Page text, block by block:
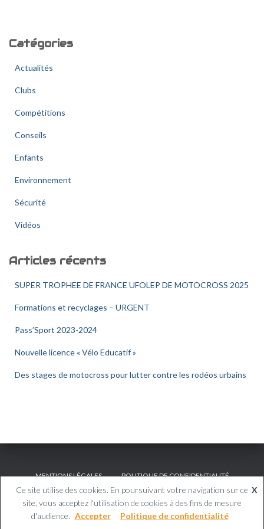
rCatégories
Actualités
Clubs
Compétitions
Conseils
Enfants
Environnement
Sécurité
Vidéos
Articles récents
SUPER TROPHEE DE FRANCE UFOLEP DE MOTOCROSS 2025
Formations et recyclages – URGENT
Pass’Sport 2023-2024
Nouvelle licence « Vélo Educatif »
Des stages de motocross pour lutter contre les rodéos urbains
MENTIONS LÉGALES POLITIQUE DE CONFIDENTIALITÉ
Copyright © Avenir Promosport
Ce site utilise des cookies. En poursuivant votre navigation sur ce
site, vous acceptez l'utilisation de cookies à des fins de mesure
d'audience.
X
Accepter Politique de confidentialité